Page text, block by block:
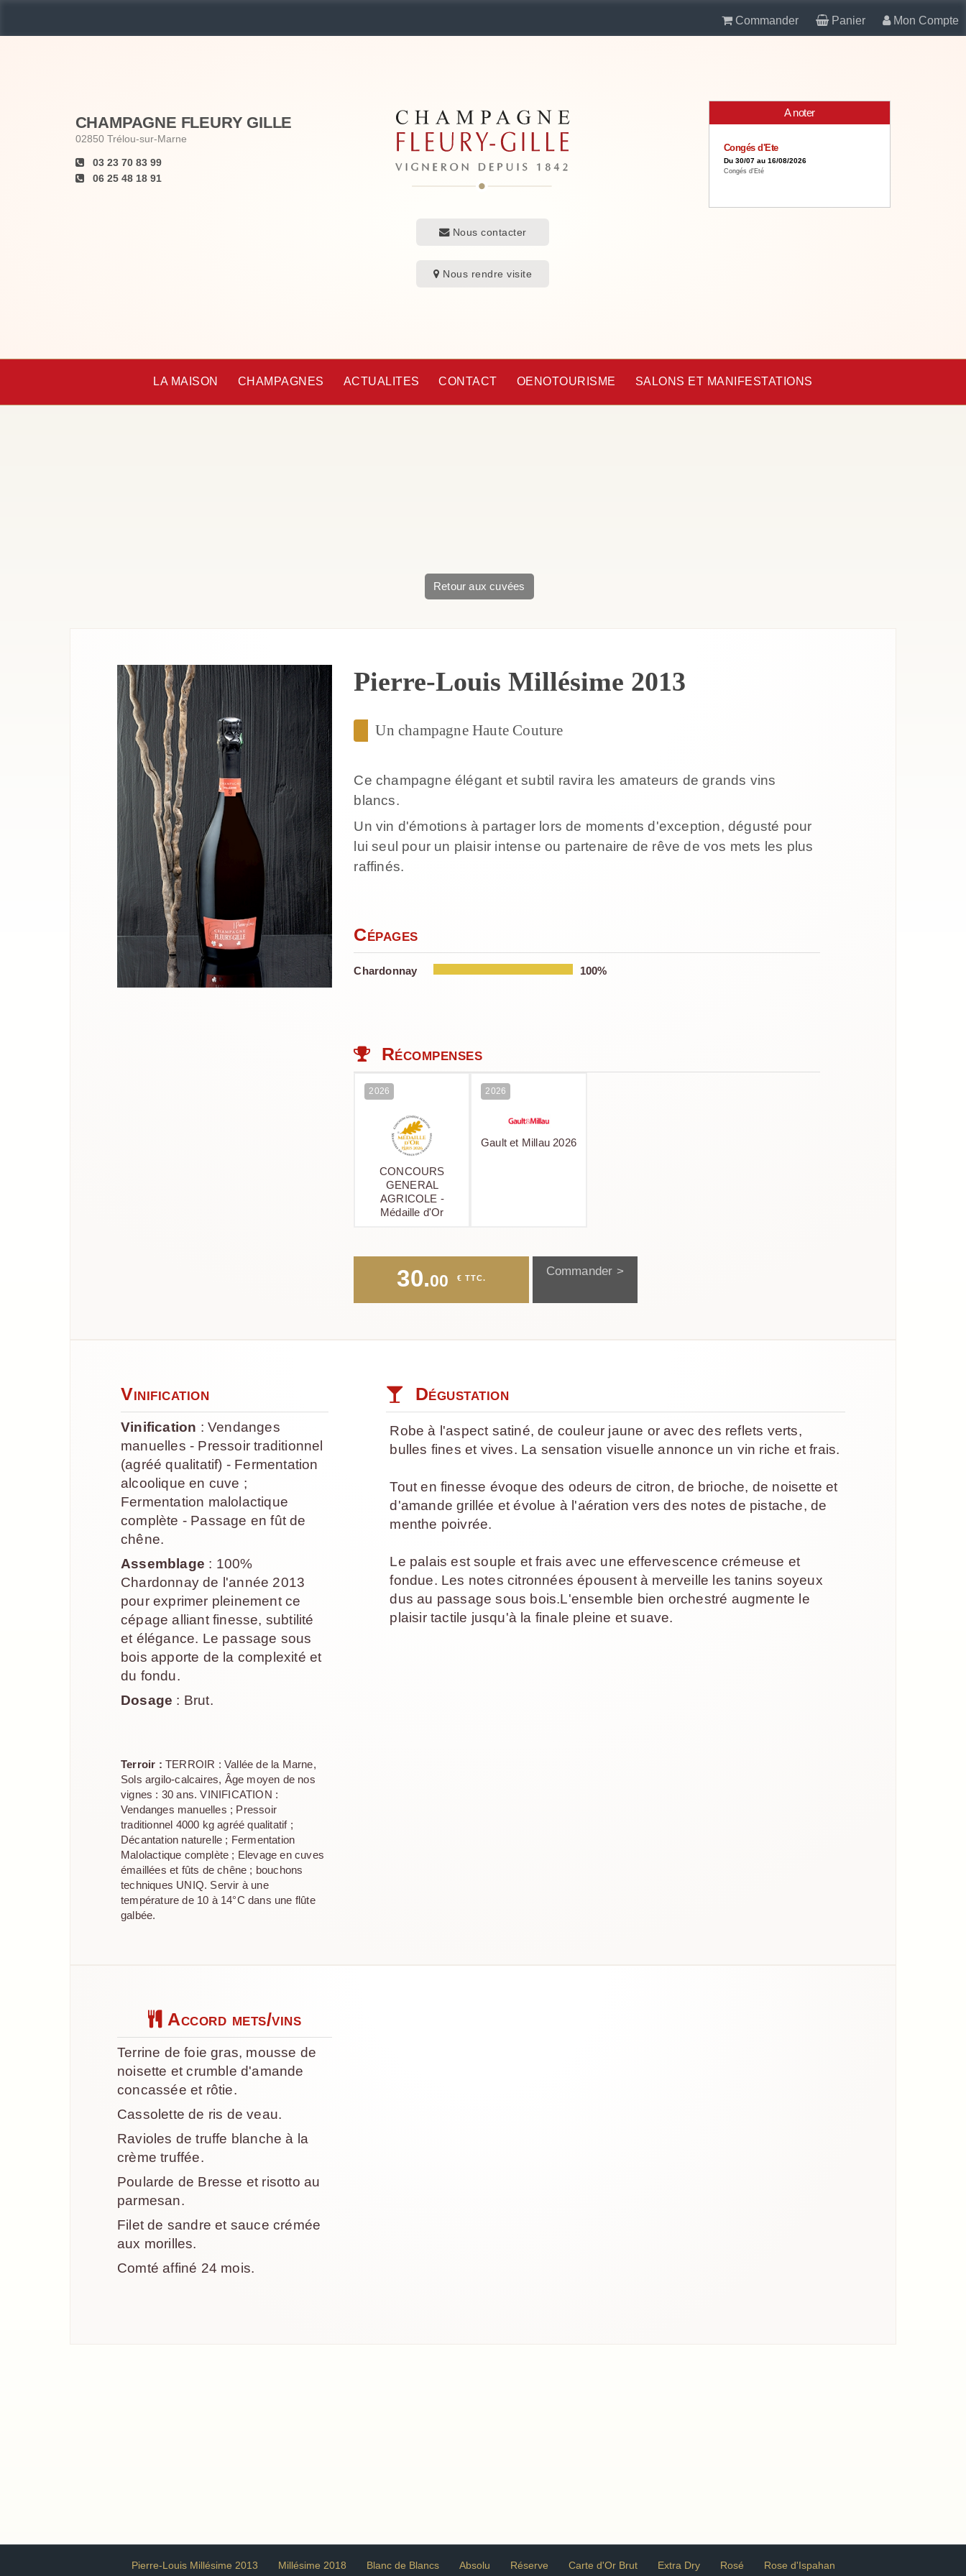
Commander Panier Mon Compte
CHAMPAGNE FLEURY GILLE
02850 Trélou-sur-Marne
03 23 70 83 99
06 25 48 18 91
Nous contacter
Nous rendre visite
A noter
Congés d'Ete
Du 30/07 au 16/08/2026
Congés d'Eté
LA MAISON CHAMPAGNES ACTUALITES CONTACT OENOTOURISME SALONS ET MANIFESTATIONS
Retour aux cuvées
Pierre-Louis Millésime 2013
Un champagne Haute Couture
Ce champagne élégant et subtil ravira les amateurs de grands vins
blancs.
Un vin d'émotions à partager lors de moments d'exception, dégusté pour
lui seul pour un plaisir intense ou partenaire de rêve de vos mets les plus
raffinés.
Cépages
Chardonnay 100%
Récompenses
2026
CONCOURS
GENERAL
AGRICOLE -
Médaille d'Or
2026
Gault et Millau 2026
30.00  € TTC.
Commander >
Vinification
Vinification : Vendanges
manuelles - Pressoir traditionnel
(agréé qualitatif) - Fermentation
alcoolique en cuve ;
Fermentation malolactique
complète - Passage en fût de
chêne.
Assemblage : 100%
Chardonnay de l'année 2013
pour exprimer pleinement ce
cépage alliant finesse, subtilité
et élégance. Le passage sous
bois apporte de la complexité et
du fondu.
Dosage : Brut.
Terroir : TERROIR : Vallée de la Marne,
Sols argilo-calcaires, Âge moyen de nos
vignes : 30 ans. VINIFICATION :
Vendanges manuelles ; Pressoir
traditionnel 4000 kg agréé qualitatif ;
Décantation naturelle ; Fermentation
Malolactique complète ; Elevage en cuves
émaillées et fûts de chêne ; bouchons
techniques UNIQ. Servir à une
température de 10 à 14°C dans une flûte
galbée.
Dégustation
Robe à l'aspect satiné, de couleur jaune or avec des reflets verts,
bulles fines et vives. La sensation visuelle annonce un vin riche et frais.
Tout en finesse évoque des odeurs de citron, de brioche, de noisette et
d'amande grillée et évolue à l'aération vers des notes de pistache, de
menthe poivrée.
Le palais est souple et frais avec une effervescence crémeuse et
fondue. Les notes citronnées épousent à merveille les tanins soyeux
dus au passage sous bois.L'ensemble bien orchestré augmente le
plaisir tactile jusqu'à la finale pleine et suave.
Accord mets/vins
Terrine de foie gras, mousse de
noisette et crumble d'amande
concassée et rôtie.
Cassolette de ris de veau.
Ravioles de truffe blanche à la
crème truffée.
Poularde de Bresse et risotto au
parmesan.
Filet de sandre et sauce crémée
aux morilles.
Comté affiné 24 mois.
Pierre-Louis Millésime 2013 Millésime 2018 Blanc de Blancs Absolu Réserve Carte d'Or Brut Extra Dry Rosé Rose d'Ispahan